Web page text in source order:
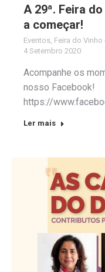
A 29ª. Feira
a começar!
Eventos, Feira do Vinho
4 Setembro 2020
Acompanhe os
nosso Facebook!
https://
Ler mais